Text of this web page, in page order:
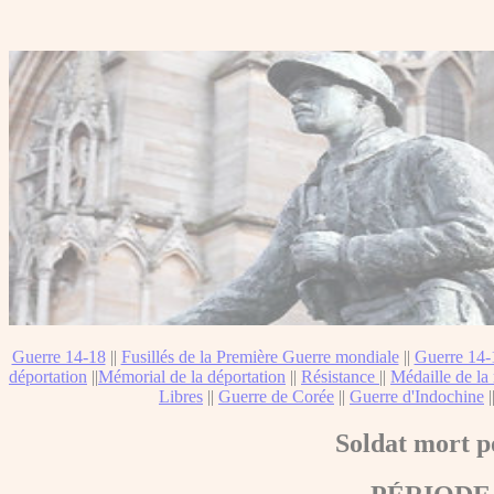
Guerre 14-18|| Fusillés de la Première Guerre mondiale|| Guerre
déportation ||Mémorial de la déportation || Résistance || Médaille de la
Libres || Guerre de Corée || Guerre d'Indochine
Soldat mort